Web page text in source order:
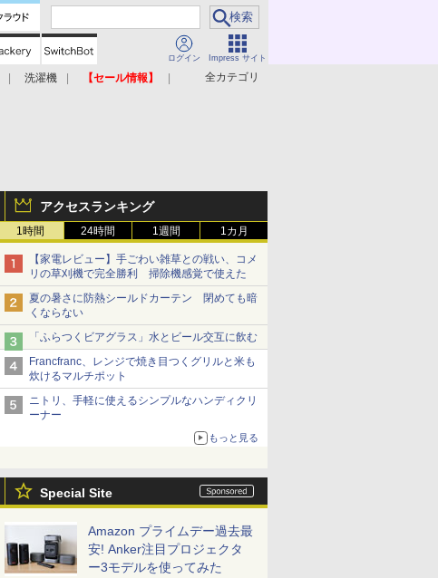
ログイン Impress サイト
全カテゴリ
洗濯機
【セール情報】
アクセスランキング
1時間 24時間 1週間 1カ月
【家電レビュー】手ごわい雑草との戦い、コメ
リの草刈機で完全勝利 掃除機感覚で使えた
夏の暑さに防熱シールドカーテン 閉めても暗
くならない
「ふらつくビアグラス」水とビール交互に飲む
Francfranc、レンジで焼き目つくグリルと米も
炊けるマルチポット
ニトリ、手軽に使えるシンプルなハンディクリ
ーナー
もっと見る
Special Site
Amazon プライムデー過去最
安! Anker注目プロジェクタ
ー3モデルを使ってみた